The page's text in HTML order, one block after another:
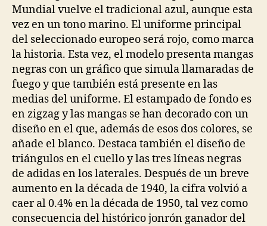
Mundial vuelve el tradicional azul, aunque esta
vez en un tono marino. El uniforme principal
del seleccionado europeo será rojo, como marca
la historia. Esta vez, el modelo presenta mangas
negras con un gráfico que simula llamaradas de
fuego y que también está presente en las
medias del uniforme. El estampado de fondo es
en zigzag y las mangas se han decorado con un
diseño en el que, además de esos dos colores, se
añade el blanco. Destaca también el diseño de
triángulos en el cuello y las tres líneas negras
de adidas en los laterales. Después de un breve
aumento en la década de 1940, la cifra volvió a
caer al 0.4% en la década de 1950, tal vez como
consecuencia del histórico jonrón ganador del